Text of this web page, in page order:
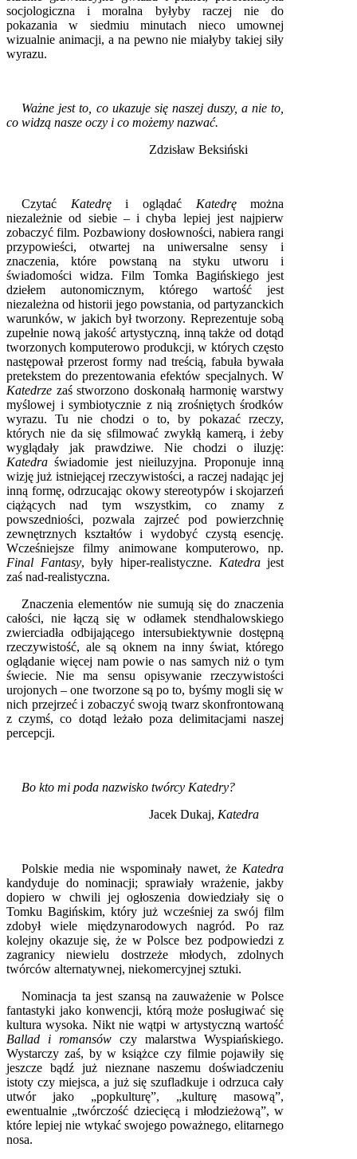
socjologiczna i moralna byłyby raczej nie do
pokazania w siedmiu minutach nieco umownej
wizualnie animacji, a na pewno nie miałyby takiej siły
wyrazu.
Ważne jest to, co ukazuje się naszej duszy, a nie to,
co widzą nasze oczy i co możemy nazwać.
Zdzisław Beksiński
Czytać Katedręi oglądać Katedręmożna
niezależnie od siebie – i chyba lepiej jest najpierw
zobaczyć film. Pozbawiony dosłowności, nabiera rangi
przypowieści, otwartej na uniwersalne sensy i
znaczenia, które powstaną na styku utworu i
świadomości widza. Film Tomka Bagińskiego jest
dziełem autonomicznym, którego wartość jest
niezależna od historii jego powstania, od partyzanckich
warunków, w jakich był tworzony. Reprezentuje sobą
zupełnie nową jakość artystyczną, inną także od dotąd
tworzonych komputerowo produkcji, w których często
następował przerost formy nad treścią, fabuła bywała
pretekstem do prezentowania efektów specjalnych. W
Katedrze zaś stworzono doskonałą harmonię warstwy
myślowej i symbiotycznie z nią zrośniętych środków
wyrazu. Tu nie chodzi o to, by pokazać rzeczy,
których nie da się sfilmować zwykłą kamerą, i żeby
wyglądały jak prawdziwe. Nie chodzi o iluzję:
Katedra świadomie jest nieiluzyjna. Proponuje inną
wizję już istniejącej rzeczywistości, a raczej nadając jej
inną formę, odrzucając okowy stereotypów i skojarzeń
ciążących nad tym wszystkim, co znamy z
powszedniości, pozwala zajrzeć pod powierzchnię
zewnętrznych kształtów i wydobyć czystą esencję.
Wcześniejsze filmy animowane komputerowo, np.
Final Fantasy, były hiper-realistyczne. Katedrajest
zaś nad-realistyczna.
Znaczenia elementów nie sumują się do znaczenia
całości, nie łączą się w odłamek stendhalowskiego
zwierciadła odbijającego intersubiektywnie dostępną
rzeczywistość, ale są oknem na inny świat, którego
oglądanie więcej nam powie o nas samych niż o tym
świecie. Nie ma sensu opisywanie rzeczywistości
urojonych – one tworzone są po to, byśmy mogli się w
nich przejrzeć i zobaczyć swoją twarz skonfrontowaną
z czymś, co dotąd leżało poza delimitacjami naszej
percepcji.
Bo kto mi poda nazwisko twórcy Katedry?
Jacek Dukaj, Katedra
Polskie media nie wspominały nawet, że Katedra
kandyduje do nominacji; sprawiały wrażenie, jakby
dopiero w chwili jej ogłoszenia dowiedziały się o
Tomku Bagińskim, który już wcześniej za swój film
zdobył wiele międzynarodowych nagród. Po raz
kolejny okazuje się, że w Polsce bez podpowiedzi z
zagranicy niewielu dostrzeże młodych, zdolnych
twórców alternatywnej, niekomercyjnej sztuki.
Nominacja ta jest szansą na zauważenie w Polsce
fantastyki jako konwencji, którą może posługiwać się
kultura wysoka. Nikt nie wątpi w artystyczną wartość
Ballad i romansów czy malarstwa Wyspiańskiego.
Wystarczy zaś, by w książce czy filmie pojawiły się
jeszcze bądź już nieznane naszemu doświadczeniu
istoty czy miejsca, a już się szufladkuje i odrzuca cały
utwór jako „popkulturę”, „kulturę masową”,
ewentualnie „twórczość dziecięcą i młodzieżową”, w
które lepiej nie wtykać swojego poważnego, elitarnego
nosa.